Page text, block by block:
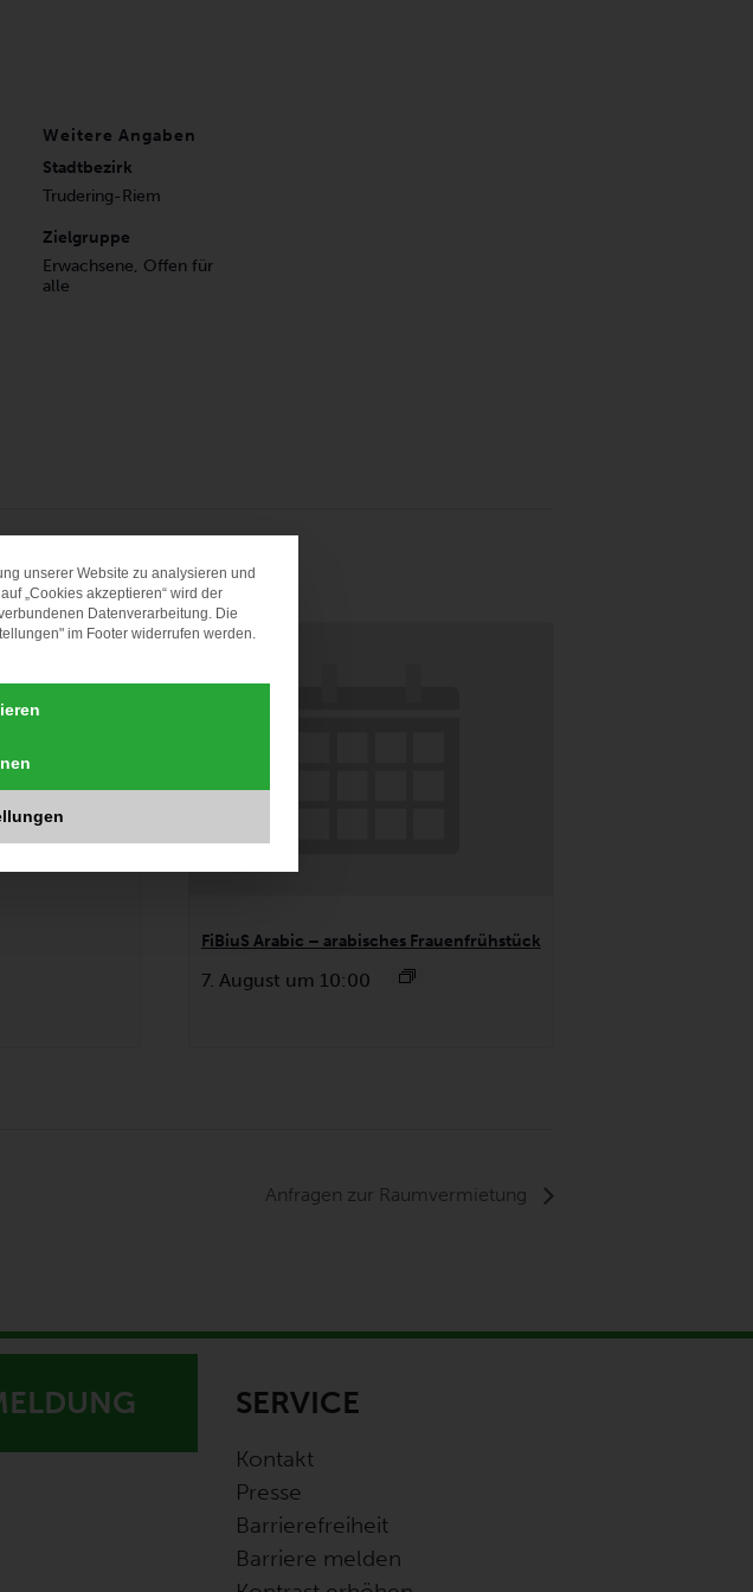
Weitere Angaben
Stadtbezirk
Trudering-Riem
Zielgruppe
Erwachsene, Offen für
alle
FiBiuS Arabic – arabisches Frauenfrühstück
7. August um 10:00
Anfragen zur Raumvermietung
SERVICE
Kontakt
Presse
Barrierefreiheit
Barriere melden
PRÄFERENZ
unserer Website zu analysieren und
„Cookies akzeptieren“ wird der
Datenverarbeitung. Die
im Footer widerrufen werden.